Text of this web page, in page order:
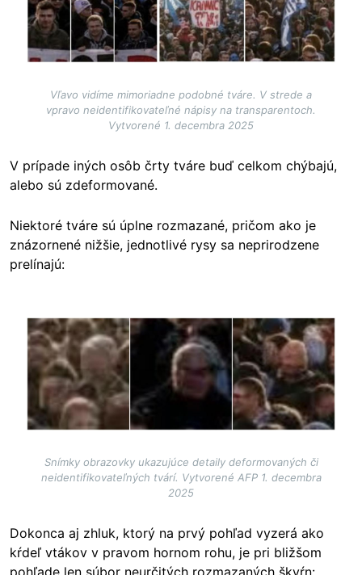
Vľavo vidíme mimoriadne podobné tváre. V strede a
vpravo neidentifikovateľné nápisy na transparentoch.
Vytvorené 1. decembra 2025
V prípade iných osôb črty tváre buď celkom chýbajú,
alebo sú zdeformované.
Niektoré tváre sú úplne rozmazané, pričom ako je
znázornené nižšie, jednotlivé rysy sa neprirodzene
prelínajú:
Image
Snímky obrazovky ukazujúce detaily deformovaných či
neidentifikovateľných tvárí. Vytvorené AFP 1. decembra
2025
Dokonca aj zhluk, ktorý na prvý pohľad vyzerá ako
kŕdeľ vtákov v pravom hornom rohu, je pri bližšom